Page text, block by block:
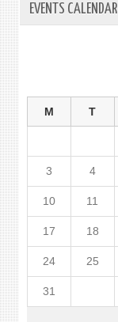
EVENTS CALENDAR
M T
3 4
10 11
17 18
24 25
31